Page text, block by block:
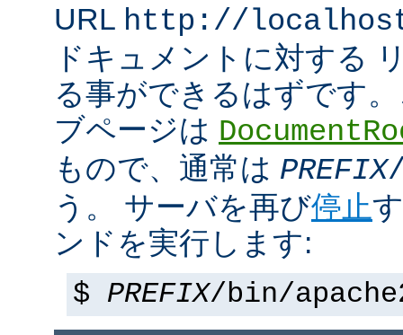
URL http://
ドキュメントに対する
る事ができるはずです
ブページは
もので、通常は PREFIX
う。 サーバを再び停止
ンドを実行します:
$ PREFIX/bin/